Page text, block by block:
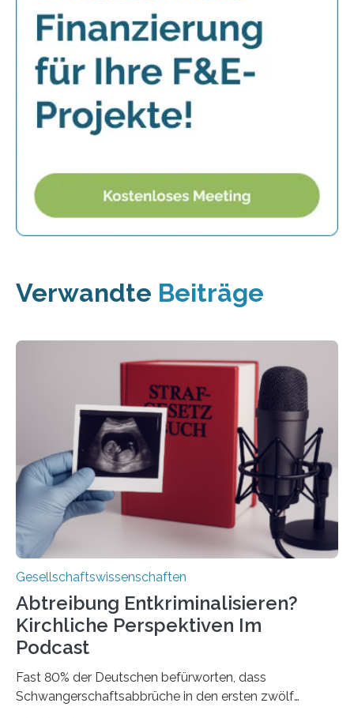
Verwandte Beiträge
Gesellschaftswissenschaften
Abtreibung Entkriminalisieren?
Kirchliche Perspektiven Im
Podcast
Fast 80% der Deutschen befürworten, dass
Schwangerschaftsabbrüche in den ersten zwölf